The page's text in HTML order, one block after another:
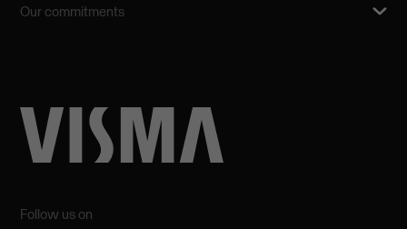
Follow us on
Our commitments